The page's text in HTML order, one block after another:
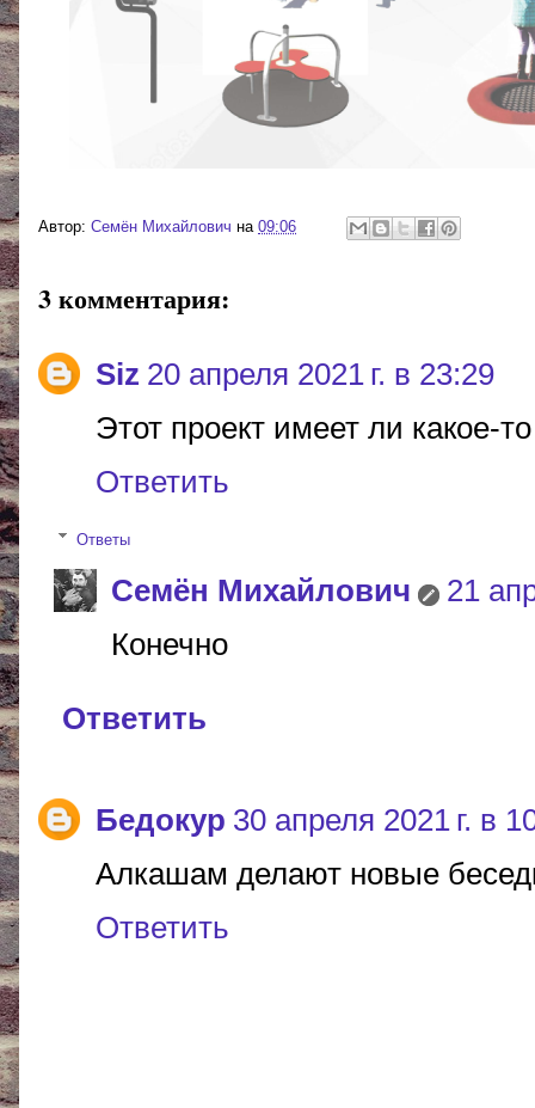
Автор: Cемён Михайлович на 09:06
3 комментария:
Siz 20 апреля 2021 г. в 23:29
Этот проект имеет ли какое-
Ответить
Ответы
Cемён Михайлович
21
Конечно
Ответить
Бедокур 30 апреля 2021 г. в
Алкашам делают новые
Ответить